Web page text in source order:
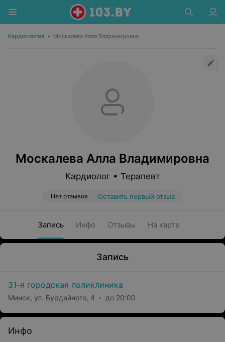
Кардиология • Москалева Алла Владимировна
Москалева Алла Владимировна
Кардиолог • Терапевт
Нет отзывов Оставить первый отзыв
Запись Инфо Отзывы На карте
Запись
31-я городская поликлиника
Минск, ул. Бурдейного, 4 до 20:00
Инфо